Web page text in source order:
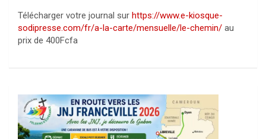
Télécharger votre journal sur https://www.e-kiosque-
sodipresse.com/fr/a-la-carte/mensuelle/le-chemin/ au
prix de 400Fcfa